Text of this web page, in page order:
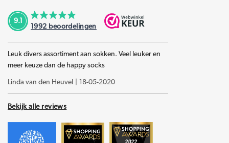
9.1
1992 beoordelingen
Leuk divers assortiment aan sokken. Veel leuker en
meer keuze dan de happy socks
Linda van den Heuvel 18-05-2020
Bekijk alle reviews